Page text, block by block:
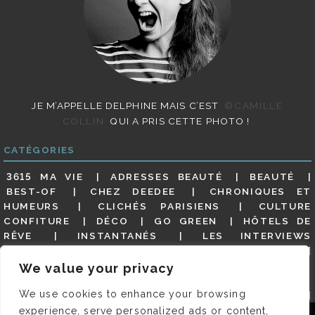
We value your privacy
We use cookies to enhance your browsing
experience, serve personalized ads or content,
JE M’APPELLE DELPHINE MAIS C’EST
©CAMILLE
COLLIN
QUI A PRIS CETTE PHOTO !
CATÉGORIES
3615 MA VIE ADRESSES BEAUTÉ
BEAUTÉ
BEST-OF
CHEZ DEEDEE
CHRONIQUES ET
HUMEURS
CLICHÉS PARISIENS
CULTURE
CONFITURE
DÉCO GO GREEN
HÔTELS DE
RÊVE
INSTANTANÉS
LES INTERVIEWS
MES ADRESSES
MODE NON CLASSÉ
GUIDE
PARIS EN PHOTOS
RESTAURANTS
REVUE DE PRESSE DÉTAILLÉE, SIOU PLAIT